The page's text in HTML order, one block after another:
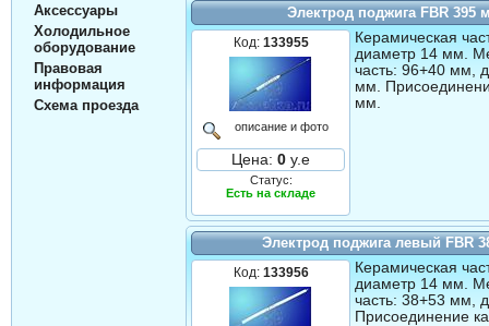
Аксессуары
Холодильное
оборудование
Правовая
информация
Схема проезда
Электрод поджига FBR 395
Код: 133955
описание и фото
Цена: 0 у.е
Статус:
Есть на складе
Керамическая
диаметр 14 мм.
часть: 96+40 мм,
мм.
мм.
Электрод поджига левый FBR
Код: 133956
Керамическая
диаметр 14 мм.
часть: 38+53 мм,
Присоединение